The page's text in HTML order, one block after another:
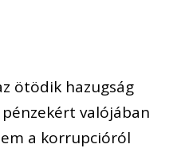
ötödik hazugság
valójában
a korrupcióról